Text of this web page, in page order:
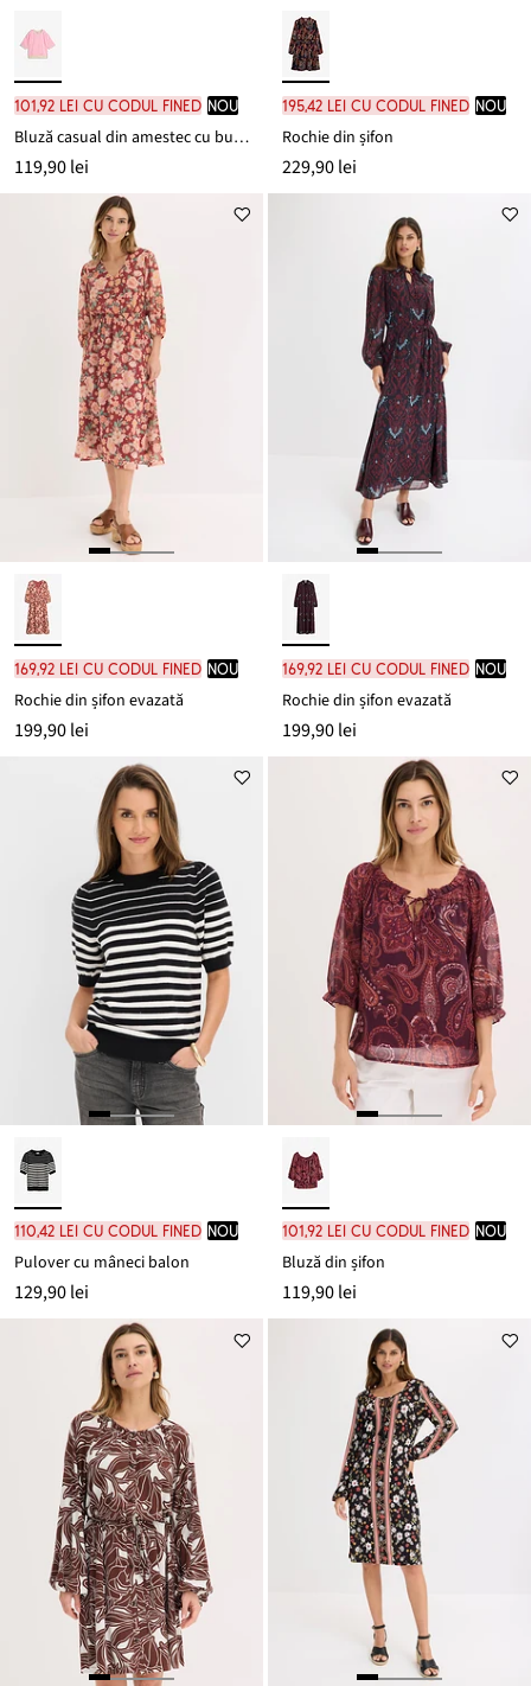
101,92 lei cu codul FINED nou
Bluză casual din amestec cu bumbac
119,90 lei
195,42 lei cu codul FINED nou
Rochie din șifon
229,90 lei
169,92 lei cu codul FINED nou
Rochie din șifon evazată
199,90 lei
169,92 lei cu codul FINED nou
Rochie din șifon evazată
199,90 lei
110,42 lei cu codul FINED nou
Pulover cu mâneci balon
129,90 lei
101,92 lei cu codul FINED nou
Bluză din șifon
119,90 lei